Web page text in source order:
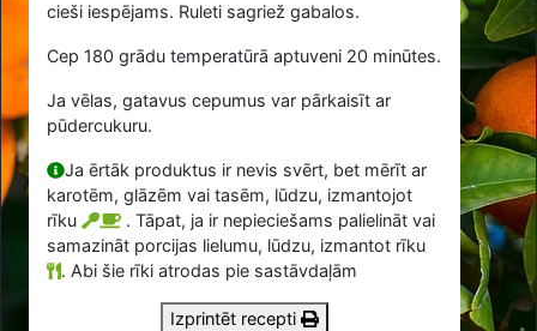
cieši iespējams. Ruleti sagriež gabalos.
Cep 180 grādu temperatūrā aptuveni 20 minūtes.
Ja vēlas, gatavus cepumus var pārkaisīt ar
pūdercukuru.
Ja ērtāk produktus ir nevis svērt, bet mērīt ar
karotēm, glāzēm vai tasēm, lūdzu, izmantojot
rīku
. Tāpat, ja ir nepieciešams palielināt vai
samazināt porcijas lielumu, lūdzu, izmantot rīku
. Abi šie rīki atrodas pie sastāvdaļām
Izprintēt recepti